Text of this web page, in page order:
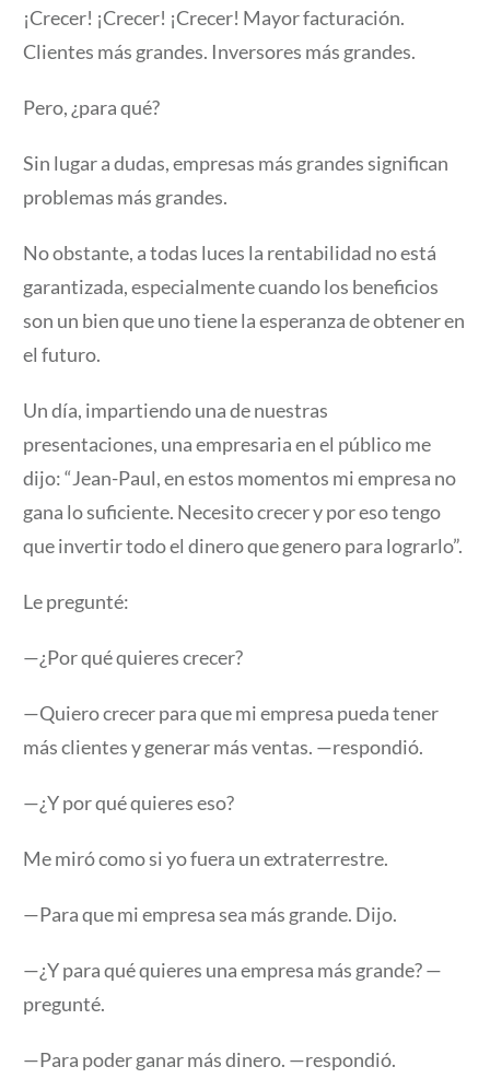
¡Crecer! ¡Crecer! ¡Crecer! Mayor facturación.
Clientes más grandes. Inversores más grandes.
Pero, ¿para qué?
Sin lugar a dudas, empresas más grandes significan
problemas más grandes.
No obstante, a todas luces la rentabilidad no está
garantizada, especialmente cuando los beneficios
son un bien que uno tiene la esperanza de obtener en
el futuro.
Un día, impartiendo una de nuestras
presentaciones, una empresaria en el público me
dijo: “Jean-Paul, en estos momentos mi empresa no
gana lo suficiente. Necesito crecer y por eso tengo
que invertir todo el dinero que genero para lograrlo”.
Le pregunté:
—¿Por qué quieres crecer?
—Quiero crecer para que mi empresa pueda tener
más clientes y generar más ventas. —respondió.
—¿Y por qué quieres eso?
Me miró como si yo fuera un extraterrestre.
—Para que mi empresa sea más grande. Dijo.
—¿Y para qué quieres una empresa más grande? —
pregunté.
—Para poder ganar más dinero. —respondió.